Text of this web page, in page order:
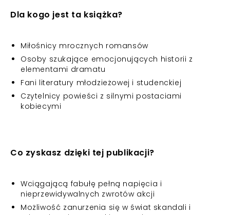
Dla kogo jest ta książka?
Miłośnicy mrocznych romansów
Osoby szukające emocjonujących historii z
elementami dramatu
Fani literatury młodzieżowej i studenckiej
Czytelnicy powieści z silnymi postaciami
kobiecymi
Co zyskasz dzięki tej publikacji?
Wciągającą fabułę pełną napięcia i
nieprzewidywalnych zwrotów akcji
Możliwość zanurzenia się w świat skandali i